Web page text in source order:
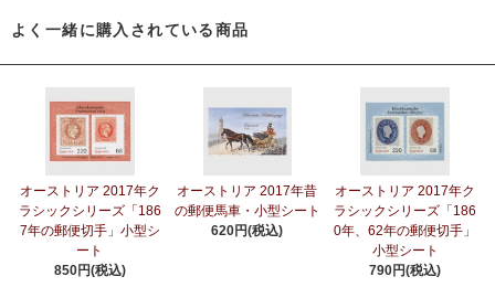
よく一緒に購入されている商品
オーストリア 2017年ク
ラシックシリーズ「186
7年の郵便切手」小型シ
ート
850円(税込)
オーストリア 2017年昔
の郵便馬車・小型シート
620円(税込)
オーストリア 2017年ク
ラシックシリーズ「186
0年、62年の郵便切手」
小型シート
790円(税込)